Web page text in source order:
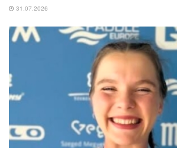
31.07.2026